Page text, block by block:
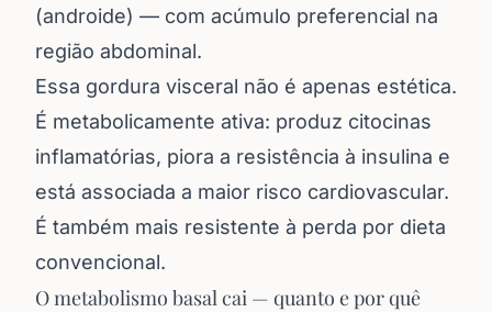
(androide) — com acúmulo preferencial na
região abdominal.
Essa gordura visceral não é apenas estética.
É metabolicamente ativa: produz citocinas
inflamatórias, piora a resistência à insulina e
está associada a maior risco cardiovascular.
É também mais resistente à perda por dieta
convencional.
O metabolismo basal cai — quanto e por quê